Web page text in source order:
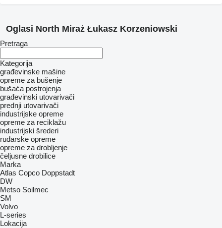
Oglasi North Miraż Łukasz Korzeniowski
Pretraga
Kategorija
građevinske mašine
opreme za bušenje
bušaća postrojenja
građevinski utovarivači
prednji utovarivači
industrijske opreme
opreme za reciklažu
industrijski šrederi
rudarske opreme
opreme za drobljenje
čeljusne drobilice
Marka
Atlas Copco Doppstadt
DW
Metso Soilmec
SM
Volvo
L-series
Lokacija